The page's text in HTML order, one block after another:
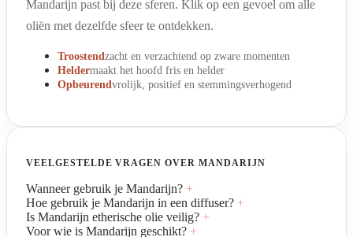
Mandarijn past bij deze sferen. Klik op een gevoel om alle
oliën met dezelfde sfeer te ontdekken.
Troostend zacht en verzachtend op zware momenten
Heldermaakt het hoofd fris en helder
Opbeurend vrolijk, positief en stemmingsverhogend
VEELGESTELDE VRAGEN OVER MANDARIJN
Wanneer gebruik je Mandarijn? +
Hoe gebruik je Mandarijn in een diffuser? +
Is Mandarijn etherische olie veilig? +
Voor wie is Mandarijn geschikt? +